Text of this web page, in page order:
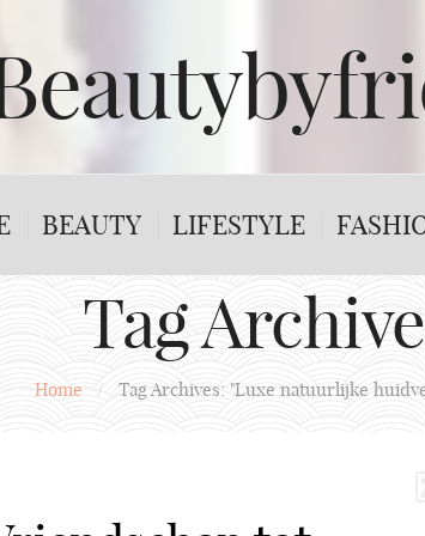
BEAUTY LIFESTYLE
Tag
Home / Tag Archives: "Luxe natuurlijke